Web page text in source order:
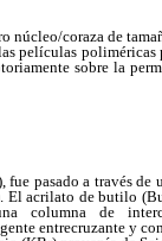
núcleo/coraza de
películas poliméricas
sobre la
pasado a través de
acrilato de butilo
columna de
entrecruzante y